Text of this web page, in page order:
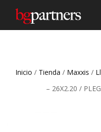
Inicio / Tienda / Maxxis /
– 26X2.20 /